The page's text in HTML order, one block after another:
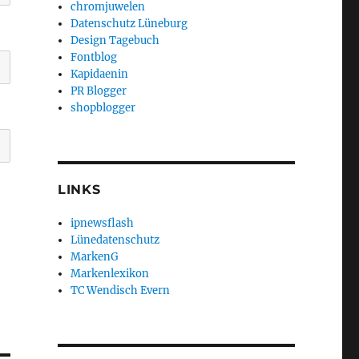
chromjuwelen
Datenschutz Lüneburg
Design Tagebuch
Fontblog
Kapidaenin
PR Blogger
shopblogger
LINKS
ipnewsflash
Lünedatenschutz
MarkenG
Markenlexikon
TC Wendisch Evern